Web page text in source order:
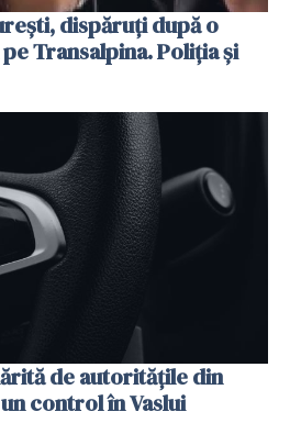
dispăruți după o
Transalpina. Poliția și
de autoritățile din
control în Vaslui